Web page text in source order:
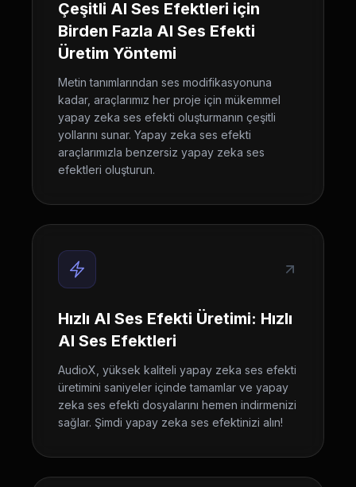
Çeşitli AI Ses Efektleri için
Birden Fazla AI Ses Efekti
Üretim Yöntemi
Metin tanımlarından ses modifikasyonuna
kadar, araçlarımız her proje için mükemmel
yapay zeka ses efekti oluşturmanın çeşitli
yollarını sunar. Yapay zeka ses efekti
araçlarımızla benzersiz yapay zeka ses
efektleri oluşturun.
Hızlı AI Ses Efekti Üretimi: Hızlı
AI Ses Efektleri
AudioX, yüksek kaliteli yapay zeka ses efekti
üretimini saniyeler içinde tamamlar ve yapay
zeka ses efekti dosyalarını hemen indirmenizi
sağlar. Şimdi yapay zeka ses efektinizi alın!